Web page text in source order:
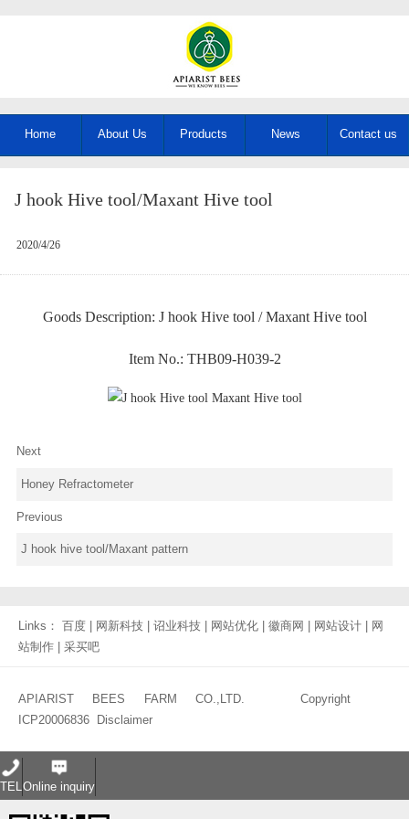
Home About Us Products News Contact us
J hook Hive tool/Maxant Hive tool
2020/4/26
Goods Description: J hook Hive tool / Maxant Hive tool
Item No.: THB09-H039-2
Next
Honey Refractometer
Previous
J hook hive tool/Maxant pattern
Links： 百度 | 网新科技 | 诏业科技 | 网站优化 | 徽商网 | 网站设计 | 网
站制作 | 采买吧
APIARIST BEES FARM CO.,LTD. Copyright
ICP20006836 Disclaimer
TEL Online inquiry